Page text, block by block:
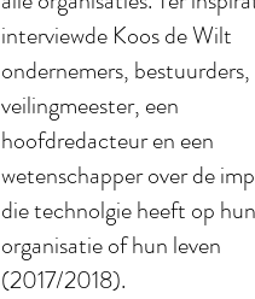
interviewde Koos de Wilt
ondernemers, bestuurders,
veilingmeester, een
hoofdredacteur en een
wetenschapper over de
die technolgie heeft op hun
organisatie of hun leven
(2017/2018).